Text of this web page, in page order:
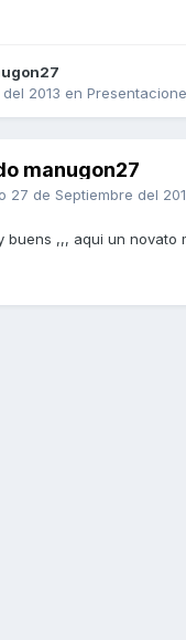
2013 en
manugon27
27 de Septiembre del
buens ,,, aqui un novato